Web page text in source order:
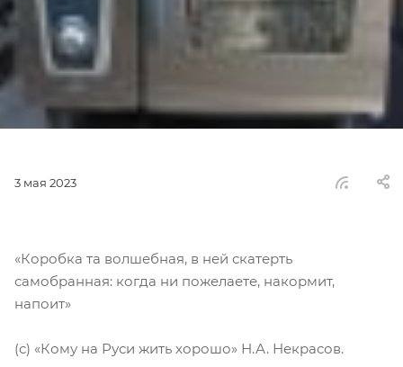
3 мая 2023
«Коробка та волшебная, в ней скатерть
самобранная: когда ни пожелаете, накормит,
напоит»
(с) «Кому на Руси жить хорошо» Н.А. Некрасов.